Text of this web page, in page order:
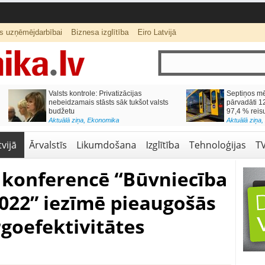
uzņēmējdarbībai Biznesa izglītība Eiro Latvijā
var izmaksāt
Katrs desmitais mājokļa kredīta
pieteikums tiek noraidīts negatīvas
Aktuālā ziņa
Ārvalstīs Likumdošana Izglītība Tehnoloģijas
“Būvniecība
iezīmē pieaugošās